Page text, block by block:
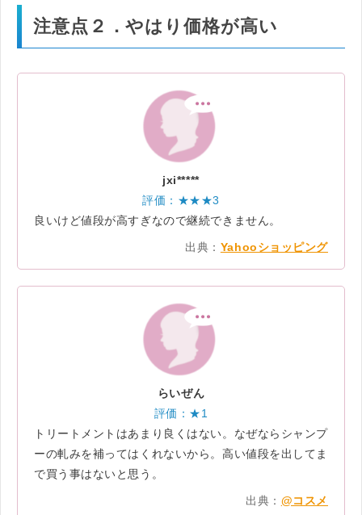
注意点２．やはり価格が高い
jxi*****
評価：★★★3
良いけど値段が高すぎなので継続できません。
出典： Yahooショッピング
らいぜん
評価：★1
トリートメントはあまり良くはない。なぜならシャンプ
ーの軋みを補ってはくれないから。高い値段を出してま
で買う事はないと思う。
出典： @コスメ